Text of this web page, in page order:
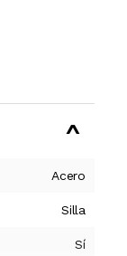
Acero
Silla
Sí